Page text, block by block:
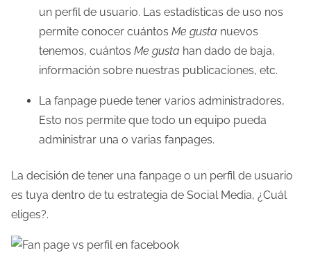
un perfil de usuario. Las estadísticas de uso nos
permite conocer cuántos Me gusta nuevos
tenemos, cuántos Me gusta han dado de baja,
información sobre nuestras publicaciones, etc.
La fanpage puede tener varios administradores,
Esto nos permite que todo un equipo pueda
administrar una o varias fanpages.
La decisión de tener una fanpage o un perfil de usuario
es tuya dentro de tu estrategia de Social Media, ¿Cuál
eliges?.